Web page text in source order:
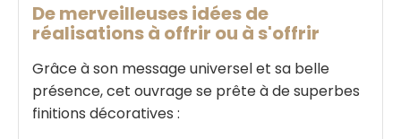
De merveilleuses idées de
réalisations à offrir ou à s'offrir
Grâce à son message universel et sa belle
présence, cet ouvrage se prête à de superbes
finitions décoratives :